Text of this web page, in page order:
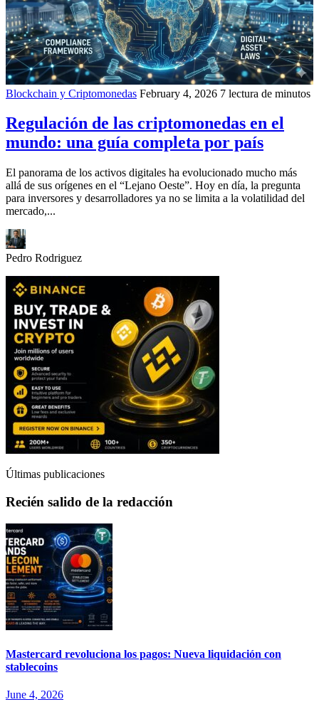
Blockchain y Criptomonedas February 4, 2026 7 lectura de minutos
Regulación de las criptomonedas en el
mundo: una guía completa por país
El panorama de los activos digitales ha evolucionado mucho más
allá de sus orígenes en el “Lejano Oeste”. Hoy en día, la pregunta
para inversores y desarrolladores ya no se limita a la volatilidad del
mercado,...
Pedro Rodriguez
Últimas publicaciones
Recién salido de la redacción
Mastercard revoluciona los pagos: Nueva liquidación con
stablecoins
June 4, 2026